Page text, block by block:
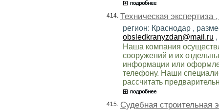
414. Техническая экспертиза
регион: Краснодар ,
obsledkranyzdan@mail.ru
Наша компания
сооружений и их
информации или
телефону. Наши
рассчитать
415. Судебная строительная